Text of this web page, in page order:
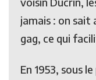
jamais : on sait
gag, ce qui
En 1953, sous